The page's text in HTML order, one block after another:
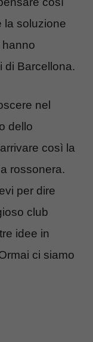
la soluzione
di Barcellona.
nel
dello
così la
rossonera.
per dire
club
idee in
ci siamo